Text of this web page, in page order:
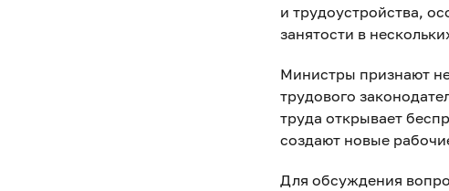
и трудоустройства,
занятости в
Министры признают
трудового
труда открывает
создают новые
Для обсуждения